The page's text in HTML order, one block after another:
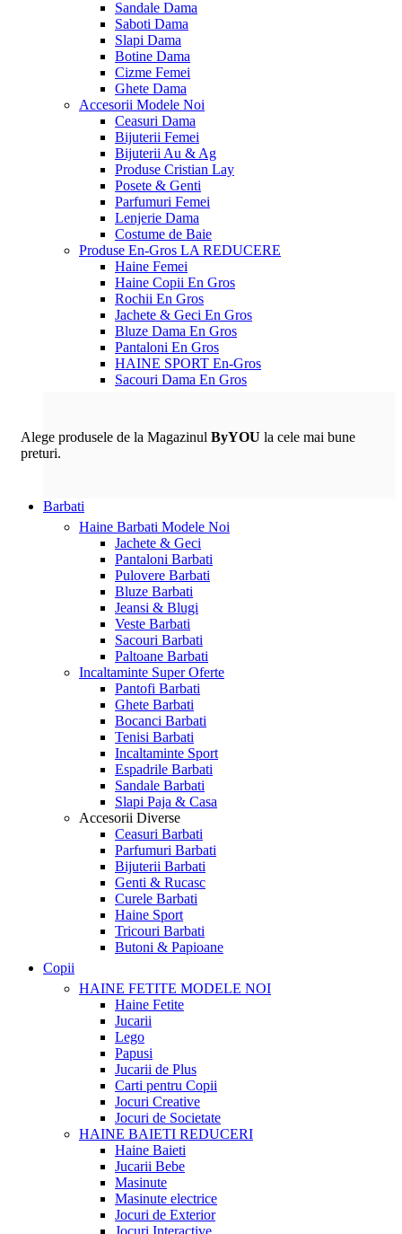
Sandale Dama
Saboti Dama
Slapi Dama
Botine Dama
Cizme Femei
Ghete Dama
Accesorii Modele Noi
Ceasuri Dama
Bijuterii Femei
Bijuterii Au & Ag
Produse Cristian Lay
Posete & Genti
Parfumuri Femei
Lenjerie Dama
Costume de Baie
Produse En-Gros LA REDUCERE
Haine Femei
Haine Copii En Gros
Rochii En Gros
Jachete & Geci En Gros
Bluze Dama En Gros
Pantaloni En Gros
HAINE SPORT En-Gros
Sacouri Dama En Gros
Alege produsele de la Magazinul ByYOU la cele mai bune
preturi.
Barbati
Haine Barbati Modele Noi
Jachete & Geci
Pantaloni Barbati
Pulovere Barbati
Bluze Barbati
Jeansi & Blugi
Veste Barbati
Sacouri Barbati
Paltoane Barbati
Incaltaminte Super Oferte
Pantofi Barbati
Ghete Barbati
Bocanci Barbati
Tenisi Barbati
Incaltaminte Sport
Espadrile Barbati
Sandale Barbati
Slapi Paja & Casa
Accesorii Diverse
Ceasuri Barbati
Parfumuri Barbati
Bijuterii Barbati
Genti & Rucasc
Curele Barbati
Haine Sport
Tricouri Barbati
Butoni & Papioane
Copii
HAINE FETITE MODELE NOI
Haine Fetite
Jucarii
Lego
Papusi
Jucarii de Plus
Carti pentru Copii
Jocuri Creative
Jocuri de Societate
HAINE BAIETI REDUCERI
Haine Baieti
Jucarii Bebe
Masinute
Masinute electrice
Jocuri de Exterior
Jocuri Interactive